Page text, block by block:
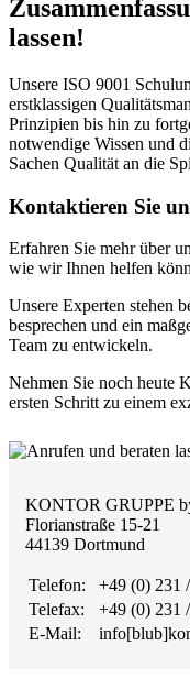
lassen!
Unsere ISO 9001
erstklassigen
Prinzipien bis hin zu
notwendige Wissen und
Sachen Qualität an die
Kontaktieren Sie
Erfahren Sie mehr über
wie wir Ihnen helfen
Unsere Experten stehen
besprechen und ein
Team zu entwickeln.
Nehmen Sie noch heute
ersten Schritt zu einem
KONTOR GRUPPE
Florianstraße 15-21
44139 Dortmund
Telefon:
+49 (0) 231
Telefax:
+49 (0) 231
E-Mail: